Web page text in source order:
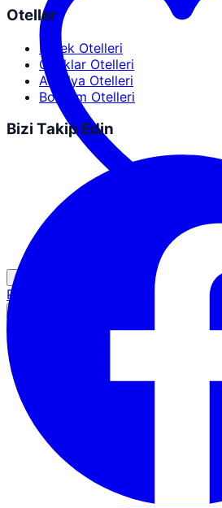
Partner Girişi
Oteller
Erdek Otelleri
Ocaklar Otelleri
Antalya Otelleri
Bodrum Otelleri
Bizi Takip Edin